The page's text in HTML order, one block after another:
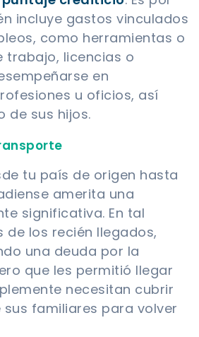
incluye gastos vinculados
como herramientas o
trabajo, licencias o
en
u oficios, así
de sus hijos.
tu país de origen hasta
amerita una
significativa. En tal
de los recién llegados,
una deuda por la
que les permitió llegar
necesitan cubrir
familiares para volver